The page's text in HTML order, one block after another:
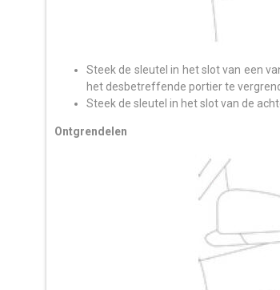
Steek de sleutel in het slot van een
het desbetreffende portier te
Steek de sleutel in het slot van de
Ontgrendelen